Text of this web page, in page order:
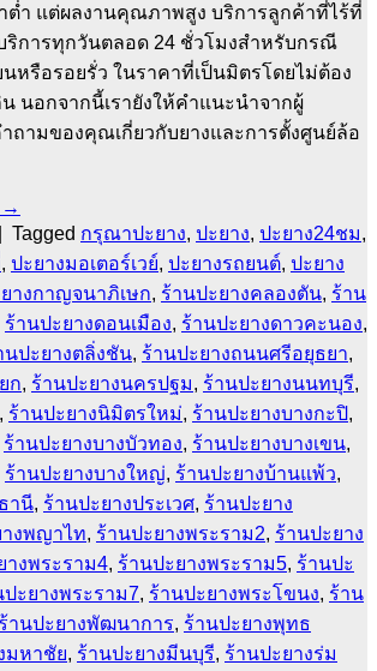
าต่ำ แต่ผลงานคุณภาพสูง บริการลูกค้าที่ไร้ที่
ริการทุกวันตลอด 24 ชั่วโมงสำหรับกรณี
นหรือรอยรั่ว ในราคาที่เป็นมิตรโดยไม่ต้อง
น นอกจากนี้เรายังให้คำแนะนำจากผู้
ถามของคุณเกี่ยวกับยางและการตั้งศูนย์ล้อ
→
Tagged กรุณาปะยาง, ปะยาง, ปะยาง24ชม,
, ปะยางมอเตอร์เวย์, ปะยางรถยนต์, ปะยาง
างกาญจนาภิเษก, ร้านปะยางคลองตัน, ร้าน
ร้านปะยางดอนเมือง, ร้านปะยางดาวคะนอง,
นปะยางตลิ่งชัน, ร้านปะยางถนนศรีอยุธยา,
ก, ร้านปะยางนครปฐม, ร้านปะยางนนทบุรี,
, ร้านปะยางนิมิตรใหม่, ร้านปะยางบางกะปิ,
ร้านปะยางบางบัวทอง, ร้านปะยางบางเขน,
ร้านปะยางบางใหญ่, ร้านปะยางบ้านแพ้ว,
านี, ร้านปะยางประเวศ, ร้านปะยาง
งพญาไท, ร้านปะยางพระราม2, ร้านปะยาง
างพระราม4, ร้านปะยางพระราม5, ร้านปะ
ปะยางพระราม7, ร้านปะยางพระโขนง, ร้าน
ร้านปะยางพัฒนาการ, ร้านปะยางพุทธ
มหาชัย, ร้านปะยางมีนบุรี, ร้านปะยางร่ม